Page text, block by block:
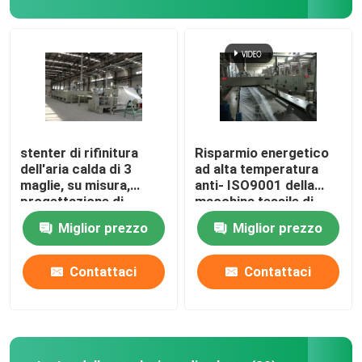
Controllo di qualità
Contattici
notizie
Richieda una citazione
stenter di rifinitura
dell'aria calda di 3
maglie, su misura,
progettazione di
umanizzazione
Miglior prezzo
Contattaci
Risparmio energetico
ad alta temperatura
anti- ISO9001 della
macchina tessile di
Stenter
Miglior prezzo
Contattaci